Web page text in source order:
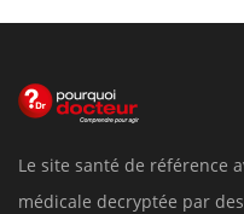
Le site santé de référence
médicale decryptée par